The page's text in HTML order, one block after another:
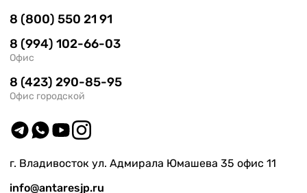
8 (800) 550 21 91
8 (994) 102-66-03
Офис
8 (423) 290-85-95
Офис городской
г. Владивосток ул. Адмирала Юмашева 35 офис 11
info@antaresjp.ru